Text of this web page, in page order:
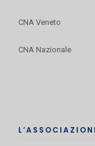
CNA Veneto
CNA Nazionale